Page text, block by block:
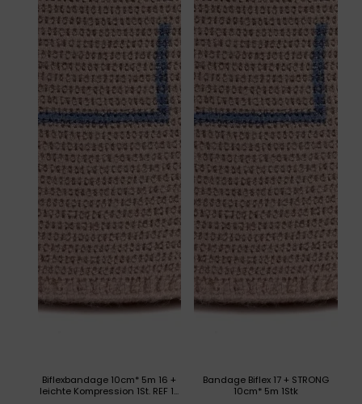
Bandage Biflex 17 + STRONG
10cm* 5m 1Stk
Biflexbandage 10cm* 5m 16 +
leichte Kompression 1St. REF 1...